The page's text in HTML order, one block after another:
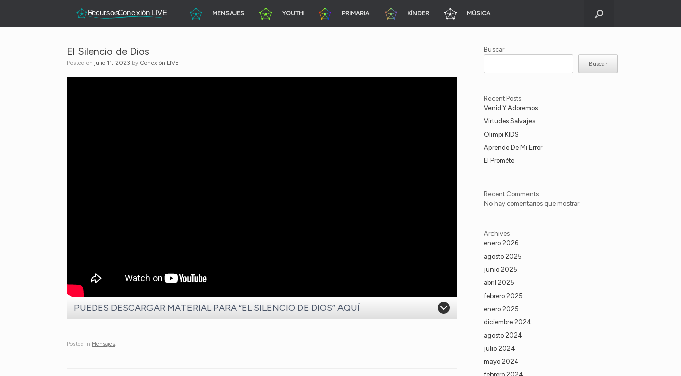
MENSAJES YOUTH PRIMARIA KÍNDER MÚSICA
El Silencio de Dios
Posted on julio 11, 2023 by Conexión LIVE
PUEDES DESCARGAR MATERIAL PARA “EL SILENCIO DE DIOS” AQUÍ
Posted in Mensajes.
Buscar
Buscar
Recent Posts
Venid Y Adoremos
Virtudes Salvajes
Olimpi KIDS
Aprende De Mi Error
El Prométe
Recent Comments
No hay comentarios que mostrar.
Archives
enero 2026
agosto 2025
junio 2025
abril 2025
febrero 2025
enero 2025
diciembre 2024
agosto 2024
julio 2024
mayo 2024